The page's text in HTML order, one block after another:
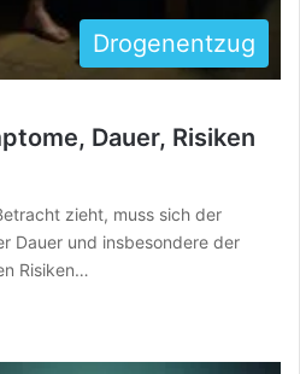
Drogenentzug
Dauer, Risiken
zieht, muss sich der
Dauer und insbesondere der
Risiken…